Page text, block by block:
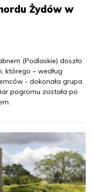
Żydów w
(Podlaskie) doszło
którego – według
- dokonała grupa
pogromu została po